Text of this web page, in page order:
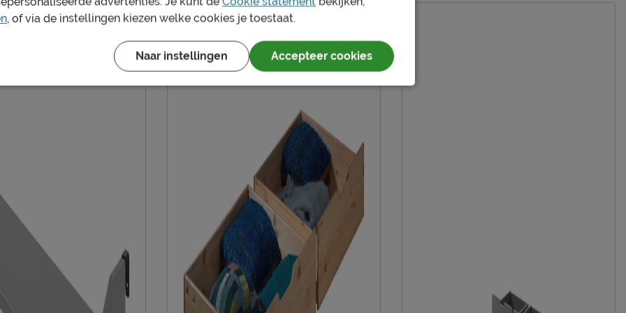
CBW voorwaarden
51, 8710, Wielsbeke,
, of via de instellingen kiezen welke cookies je toestaat.
Naar instellingen Accepteer cookies